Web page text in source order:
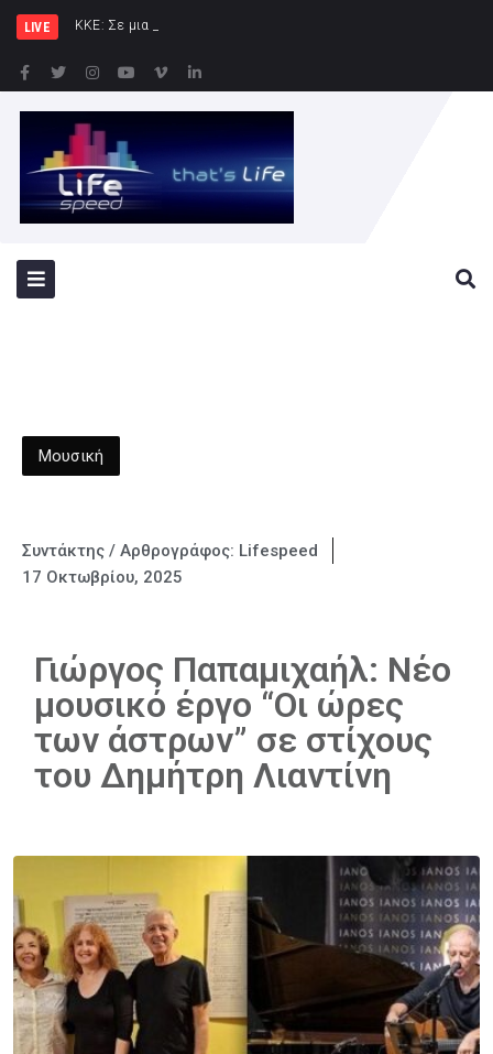
LIVE ΚΚΕ: Σε μια περιοχή που ήδη φλέγ
Μουσική
Συντάκτης / Αρθρογράφος: Lifespeed
17 Οκτωβρίου, 2025
Γιώργος Παπαμιχαήλ: Νέο
μουσικό έργο “Οι ώρες
των άστρων” σε στίχους
του Δημήτρη Λιαντίνη